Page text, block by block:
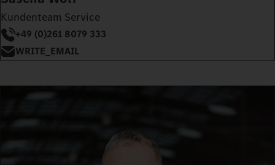
Kundenteam Service
+49 (0)261 8079 333
WRITE_EMAIL